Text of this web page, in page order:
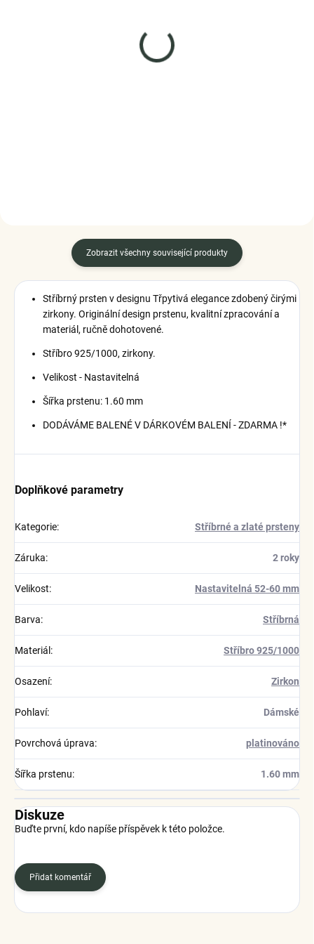
Elenys stříbrný náramek
Zobrazit všechny související produkty
Stříbrný prsten v designu Třpytivá elegance zdobený čirými
zirkony. Originální design prstenu, kvalitní zpracování a
materiál, ručně dohotovené.
Stříbro 925/1000, zirkony.
Velikost - Nastavitelná
Šířka prstenu: 1.60 mm
DODÁVÁME BALENÉ V DÁRKOVÉM BALENÍ - ZDARMA !*
Doplňkové parametry
Kategorie: Stříbrné a zlaté prsteny
Záruka: 2 roky
Velikost: Nastavitelná 52-60 mm
Barva: Stříbrná
Materiál : Stříbro 925/1000
Osazení: Zirkon
Pohlaví: Dámské
Povrchová úprava: platinováno
Šířka prstenu: 1.60 mm
Diskuze
Buďte první, kdo napíše příspěvek k této položce.
Přidat komentář